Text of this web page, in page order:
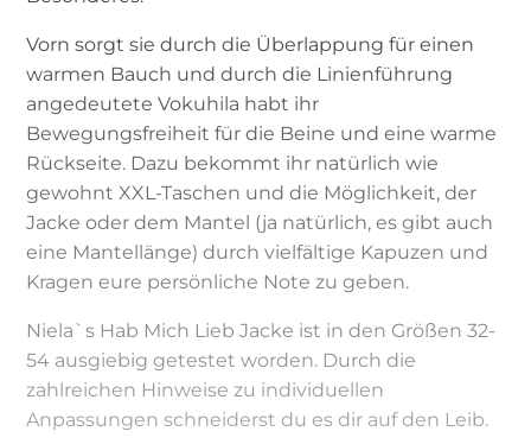
Vorn sorgt sie durch die Überlappung für einen
warmen Bauch und durch die Linienführung
angedeutete Vokuhila habt ihr
Bewegungsfreiheit für die Beine und eine warme
Rückseite. Dazu bekommt ihr natürlich wie
gewohnt XXL-Taschen und die Möglichkeit, der
Jacke oder dem Mantel (ja natürlich, es gibt auch
eine Mantellänge) durch vielfältige Kapuzen und
Kragen eure persönliche Note zu geben.
Niela`s Hab Mich Lieb Jacke ist in den Größen 32-
54 ausgiebig getestet worden. Durch die
zahlreichen Hinweise zu individuellen
Anpassungen schneiderst du es dir auf den Leib.